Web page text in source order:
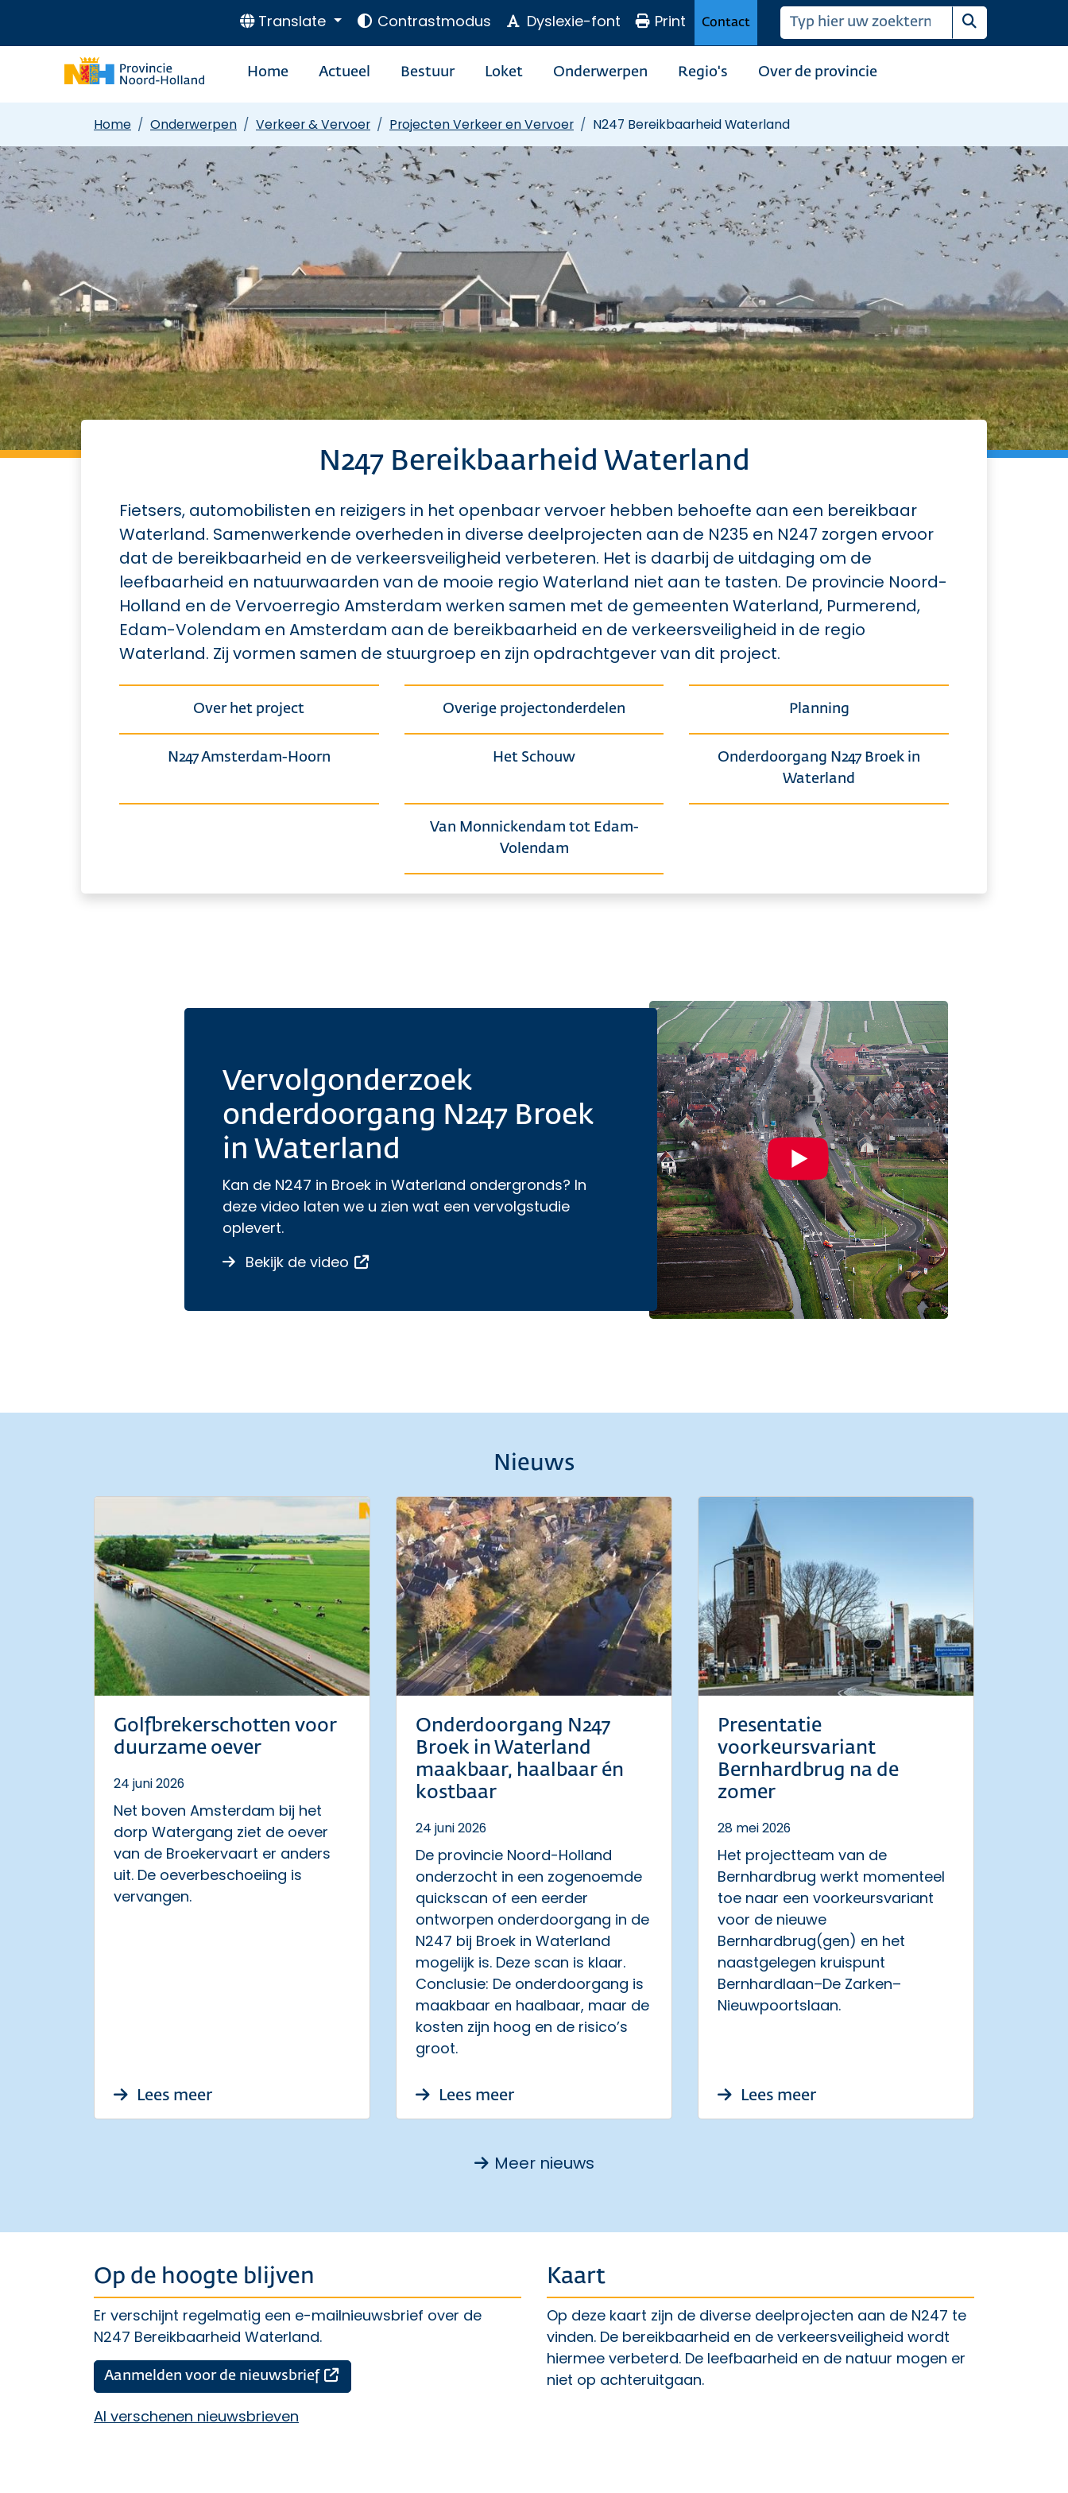
Translate Contrastmodus Dyslexie-font Print Contact
Zoeken
Home Actueel Bestuur Loket Onderwerpen Regio's Over de provincie
Home Onderwerpen Verkeer & Vervoer Projecten Verkeer en Vervoer N247 Bereikbaarheid Waterland
N247 Bereikbaarheid Waterland
Fietsers, automobilisten en reizigers in het openbaar vervoer hebben behoefte aan een bereikbaar
Waterland. Samenwerkende overheden in diverse deelprojecten aan de N235 en N247 zorgen ervoor
dat de bereikbaarheid en de verkeersveiligheid verbeteren. Het is daarbij de uitdaging om de
leefbaarheid en natuurwaarden van de mooie regio Waterland niet aan te tasten. De provincie Noord-
Holland en de Vervoerregio Amsterdam werken samen met de gemeenten Waterland, Purmerend,
Edam-Volendam en Amsterdam aan de bereikbaarheid en de verkeersveiligheid in de regio
Waterland. Zij vormen samen de stuurgroep en zijn opdrachtgever van dit project.
Over het project Overige projectonderdelen Planning
N247 Amsterdam-Hoorn Het Schouw
Onderdoorgang N247 Broek in
Waterland
Van Monnickendam tot Edam-
Volendam
Vervolgonderzoek
onderdoorgang N247 Broek
in Waterland
Kan de N247 in Broek in Waterland ondergronds? In
deze video laten we u zien wat een vervolgstudie
oplevert.
Bekijk de video over Vervolgonderzoek onderdoorgang N247 Broek in Waterland
Nieuws
Golfbrekerschotten voor
duurzame oever
24 juni 2026
Net boven Amsterdam bij het
dorp Watergang ziet de oever
van de Broekervaart er anders
uit. De oeverbeschoeiing is
vervangen.
Lees meerover Golfbrekerschotten voor duurzame oever
Onderdoorgang N247
Broek in Waterland
maakbaar, haalbaar én
kostbaar
24 juni 2026
De provincie Noord-Holland
onderzocht in een zogenoemde
quickscan of een eerder
ontworpen onderdoorgang in de
N247 bij Broek in Waterland
mogelijk is. Deze scan is klaar.
Conclusie: De onderdoorgang is
maakbaar en haalbaar, maar de
kosten zijn hoog en de risico’s
groot.
Lees meerover Onderdoorgang N247 Broek in Waterland maakbaar, haalbaar én
Presentatie
voorkeursvariant
Bernhardbrug na de
zomer
28 mei 2026
Het projectteam van de
Bernhardbrug werkt momenteel
toe naar een voorkeursvariant
voor de nieuwe
Bernhardbrug(gen) en het
naastgelegen kruispunt
Bernhardlaan–De Zarken–
Nieuwpoortslaan.
Lees meerover Presentatie
Meer nieuws
Op de hoogte blijven
Er verschijnt regelmatig een e-mailnieuwsbrief over de
N247 Bereikbaarheid Waterland.
Aanmelden voor de nieuwsbrief
Al verschenen nieuwsbrieven
Kaart
Op deze kaart zijn de diverse deelprojecten aan de N247 te
vinden. De bereikbaarheid en de verkeersveiligheid wordt
hiermee verbeterd. De leefbaarheid en de natuur mogen er
niet op achteruitgaan.